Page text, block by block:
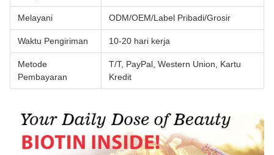
Melayani ODM/OEM/Label Pribadi/Grosir
Waktu Pengiriman 10-20 hari kerja
Metode
Pembayaran
T/T, PayPal, Western Union, Kartu
Kredit